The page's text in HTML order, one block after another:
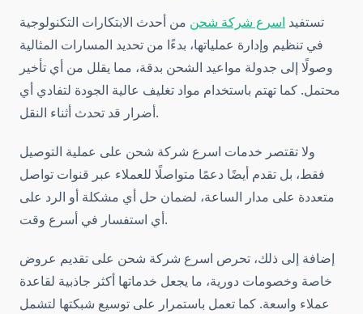
تستفيد اسرع شركة شحن من أحدث الابتكارات التكنولوجية
في تنظيم وإدارة عملياتها، بدءًا من تحديد المسارات المثالية
وصولًا إلى جدولة مواعيد الشحن بدقة، مما يقلل من أي تأخير
محتمل. كما تهتم باستخدام مواد تغليف عالية الجودة لتفادي أي
أضرار قد تحدث أثناء النقل.
ولا تقتصر خدمات اسرع شركة شحن على عملية التوصيل
فقط، بل تقدم أيضًا دعمًا متواصلًا للعملاء عبر قنوات تواصل
متعددة على مدار الساعة، لضمان حل أي مشكلة أو الرد على
أي استفسار في أسرع وقت.
إضافة إلى ذلك، تحرص اسرع شركة شحن على تقديم عروض
خاصة وخصومات دورية، ما يجعل خدماتها أكثر جاذبية لقاعدة
عملاء واسعة. كما تعمل باستمرار على توسيع شبكتها لتشمل